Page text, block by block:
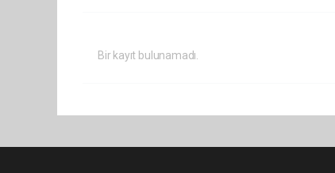
Bir kayıt bulunamadı.